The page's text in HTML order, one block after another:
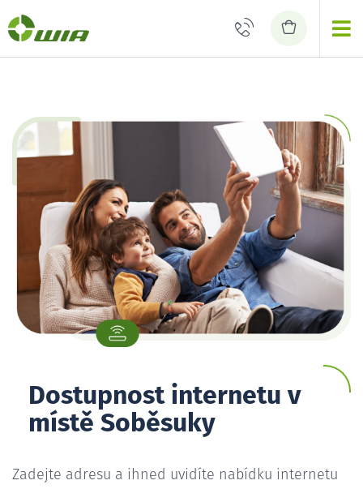
Dostupnost internetu v
místě Soběsuky
Zadejte adresu a ihned uvidíte nabídku internetu